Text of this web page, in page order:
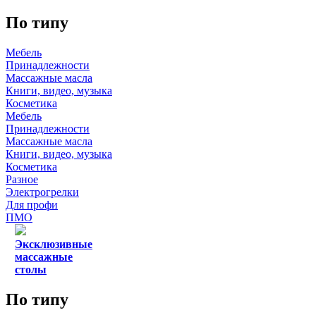
По типу
Мебель
Принадлежности
Массажные масла
Книги, видео, музыка
Косметика
Мебель
Принадлежности
Массажные масла
Книги, видео, музыка
Косметика
Разное
Электрогрелки
Для профи
ПМО
Эксклюзивные
массажные
столы
По типу